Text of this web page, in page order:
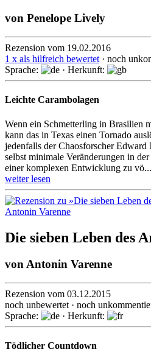
von Penelope Lively
Rezension vom 19.02.2016
1 x als hilfreich bewertet · noch
Sprache:
· Herkunft:
Leichte Carambolagen
Wenn ein Schmetterling in Brasilien
kann das in Texas einen Tornado
jeden­falls der Chaos­forscher Edward
selbst mini­male Ver­ände­rungen in
einer kom­plexen Ent­wicklung zu vö...
weiter lesen
Die sieben Leben des
vonAntonin Varenne
Rezension vom 03.12.2015
noch unbewertet · noch
Sprache:
· Herkunft:
Tödlicher Countdown